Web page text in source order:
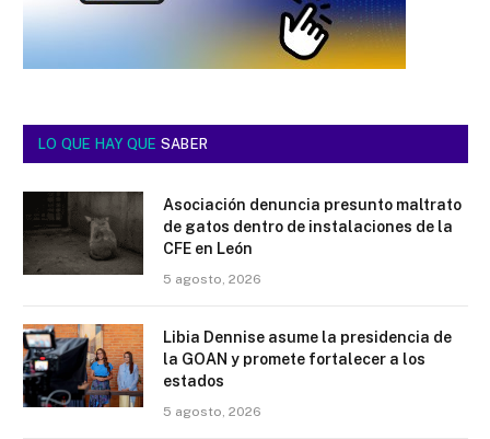
LO QUE HAY QUE SABER
Asociación denuncia presunto maltrato
de gatos dentro de instalaciones de la
CFE en León
5 agosto, 2026
Libia Dennise asume la presidencia de
la GOAN y promete fortalecer a los
estados
5 agosto, 2026